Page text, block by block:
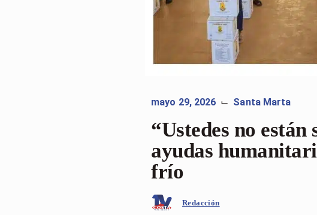
mayo 29, 2026 ⌙ Santa Marta
“Ustedes no
ayudas
frío
Redacción